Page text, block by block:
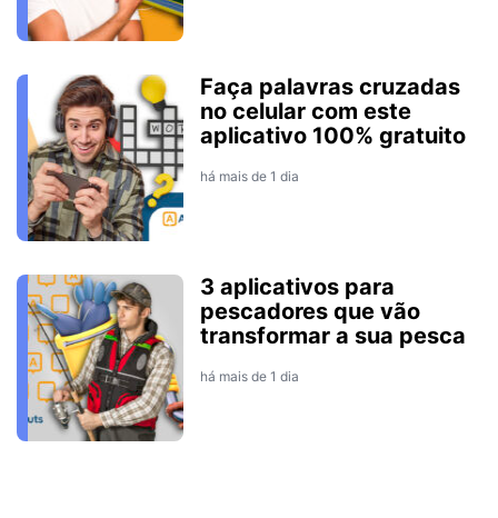
Faça palavras cruzadas
no celular com este
aplicativo 100% gratuito
há mais de 1 dia
3 aplicativos para
pescadores que vão
transformar a sua pesca
há mais de 1 dia